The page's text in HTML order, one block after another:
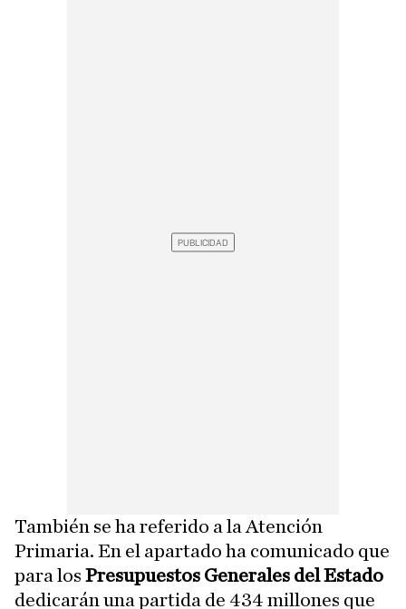
También se ha referido a la Atención
Primaria. En el apartado ha comunicado que
para los Presupuestos Generales del Estado
dedicarán una partida de 434 millones que